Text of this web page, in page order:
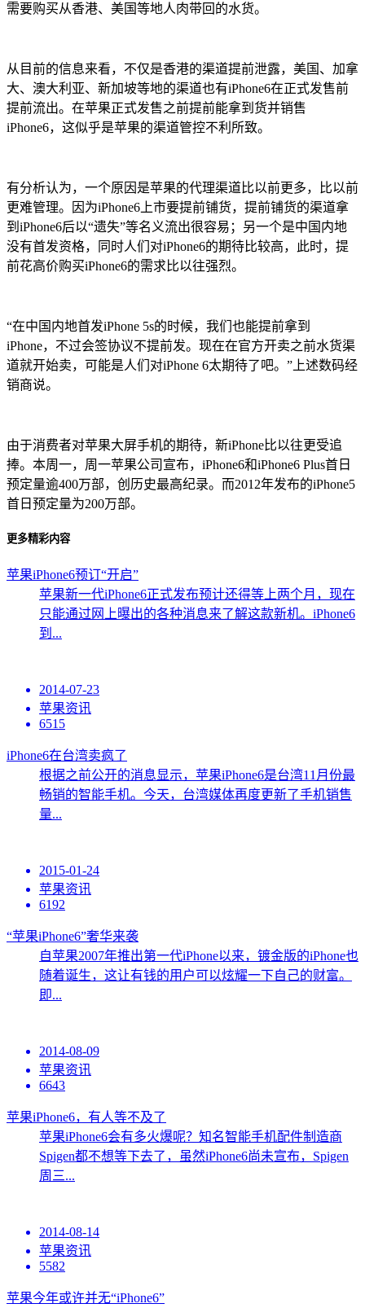
需要购买从香港、美国等地人肉带回的水货。
从目前的信息来看，不仅是香港的渠道提前泄露，美国、加拿
大、澳大利亚、新加坡等地的渠道也有iPhone6在正式发售前
提前流出。在苹果正式发售之前提前能拿到货并销售
iPhone6，这似乎是苹果的渠道管控不利所致。
有分析认为，一个原因是苹果的代理渠道比以前更多，比以前
更难管理。因为iPhone6上市要提前铺货，提前铺货的渠道拿
到iPhone6后以“遗失”等名义流出很容易；另一个是中国内地
没有首发资格，同时人们对iPhone6的期待比较高，此时，提
前花高价购买iPhone6的需求比以往强烈。
“在中国内地首发iPhone 5s的时候，我们也能提前拿到
iPhone，不过会签协议不提前发。现在在官方开卖之前水货渠
道就开始卖，可能是人们对iPhone 6太期待了吧。”上述数码经
销商说。
由于消费者对苹果大屏手机的期待，新iPhone比以往更受追
捧。本周一，周一苹果公司宣布，iPhone6和iPhone6 Plus首日
预定量逾400万部，创历史最高纪录。而2012年发布的iPhone5
首日预定量为200万部。
更多精彩内容
苹果iPhone6预订“开启”
苹果新一代iPhone6正式发布预计还得等上两个月，现在
只能通过网上曝出的各种消息来了解这款新机。iPhone6
到...
2014-07-23
苹果资讯
6515
iPhone6在台湾卖疯了
根据之前公开的消息显示，苹果iPhone6是台湾11月份最
畅销的智能手机。今天，台湾媒体再度更新了手机销售
量...
2015-01-24
苹果资讯
6192
“苹果iPhone6”奢华来袭
自苹果2007年推出第一代iPhone以来，镀金版的iPhone也
随着诞生，这让有钱的用户可以炫耀一下自己的财富。
即...
2014-08-09
苹果资讯
6643
苹果iPhone6，有人等不及了
苹果iPhone6会有多火爆呢？知名智能手机配件制造商
Spigen都不想等下去了，虽然iPhone6尚未宣布，Spigen
周三...
2014-08-14
苹果资讯
5582
苹果今年或许并无“iPhone6”